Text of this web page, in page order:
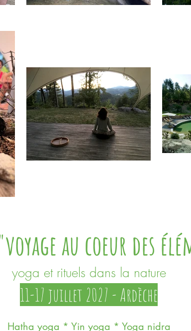
au coeur des
yoga et rituels dans la nature
11-17 juillet 2027 - Ardèche
Hatha yoga * Yin yoga * Yoga nidra